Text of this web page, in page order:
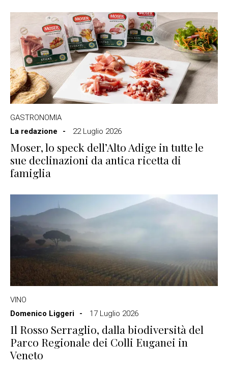
GASTRONOMIA
La redazione
22 Luglio 2026
Moser, lo speck dell’Alto Adige in tutte le
sue declinazioni da antica ricetta di
famiglia
VINO
Domenico Liggeri
17 Luglio 2026
Il Rosso Serraglio, dalla biodiversità del
Parco Regionale dei Colli Euganei in
Veneto